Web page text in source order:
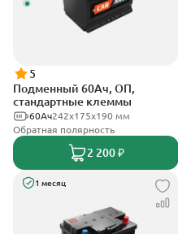
5
Подменный 60Ач, ОП,
стандартные клеммы
242х175х190 мм
60Ач
Обратная полярность
2 200 ₽
1 месяц